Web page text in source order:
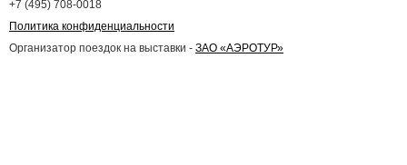
+7 (495) 708-0018
Политика конфиденциальности
Организатор поездок на выставки - ЗАО «АЭРОТУР»